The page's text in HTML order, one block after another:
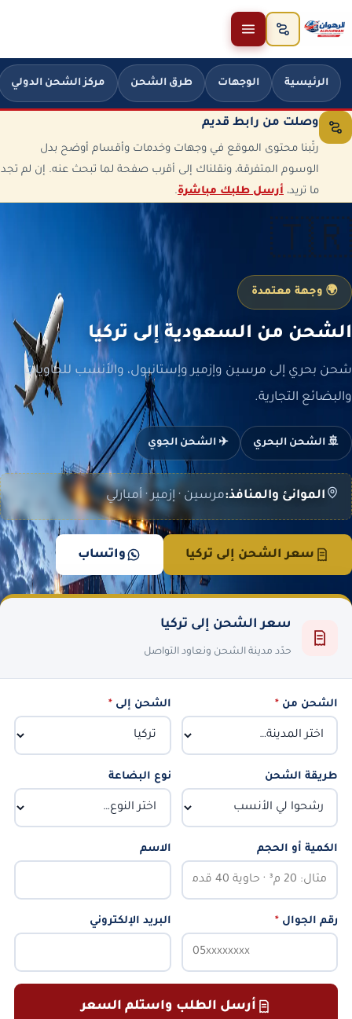
تخطَّ إلى المحتوى
الرئيسية الوجهات طرق الشحن مركز الشحن الدولي
وصلت من رابط قديم
رتّبنا محتوى الموقع في وجهات وخدمات وأقسام أوضح بدل
الوسوم المتفرقة، ونقلناك إلى أقرب صفحة لما تبحث عنه. إن لم تجد
ما تريد، أرسل طلبك مباشرة.
🇹🇷
🌍 وجهة معتمدة
الشحن من السعودية إلى تركيا
شحن بحري إلى مرسين وإزمير وإستانبول، والأنسب للحاويات
والبضائع التجارية.
🚢 الشحن البحري ✈️ الشحن الجوي
الموانئ والمنافذ:مرسين · إزمير · أمبارلي
سعر الشحن إلى تركيا واتساب
سعر الشحن إلى تركيا
حدّد مدينة الشحن ونعاود التواصل
الشحن من * الشحن إلى*
طريقة الشحن نوع البضاعة
الكمية أو الحجم الاسم
رقم الجوال * البريد الإلكتروني
أرسل الطلب واستلم السعر